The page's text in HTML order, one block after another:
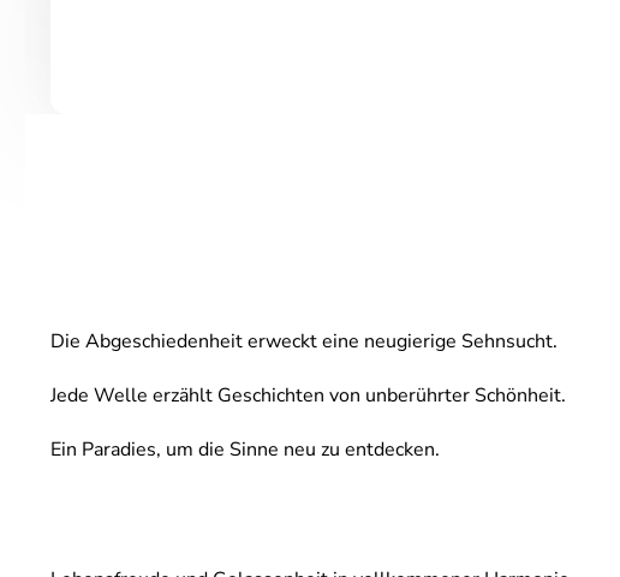
Die Abgeschiedenheit erweckt eine neugierige Sehnsucht.
Jede Welle erzählt Geschichten von unberührter Schönheit.
Ein Paradies, um die Sinne neu zu entdecken.